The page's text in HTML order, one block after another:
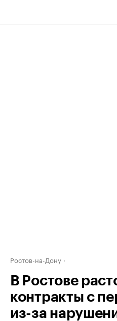
Ростов-на-Дону
В Ростове
контракты с
из-за